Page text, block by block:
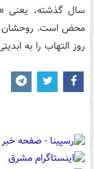
سال گذشته، یعنی
روز التهاب را به